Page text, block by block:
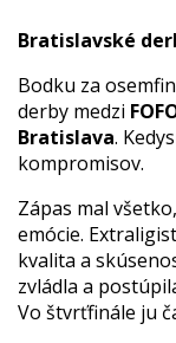
Bratislavské
Bodku za
derby medzi
Bratislava.
kompromisov.
Zápas mal
emócie.
kvalita a
zvládla a
Vo štvrťfinále ju